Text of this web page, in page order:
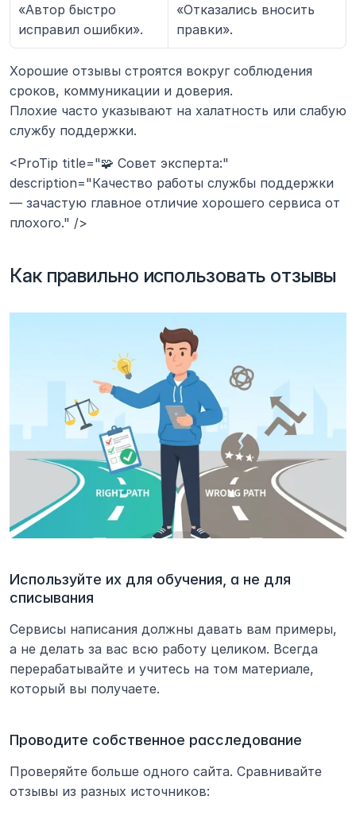
«Автор быстро
исправил ошибки».
«Отказались вносить
правки».
Хорошие отзывы строятся вокруг соблюдения
сроков, коммуникации и доверия.
Плохие часто указывают на халатность или слабую
службу поддержки.
<ProTip title="🧩 Совет эксперта:"
description="Качество работы службы поддержки
— зачастую главное отличие хорошего сервиса от
плохого." />
Как правильно использовать отзывы
Используйте их для обучения, а не для
списывания
Сервисы написания должны давать вам примеры,
а не делать за вас всю работу целиком. Всегда
перерабатывайте и учитесь на том материале,
который вы получаете.
Проводите собственное расследование
Проверяйте больше одного сайта. Сравнивайте
отзывы из разных источников: